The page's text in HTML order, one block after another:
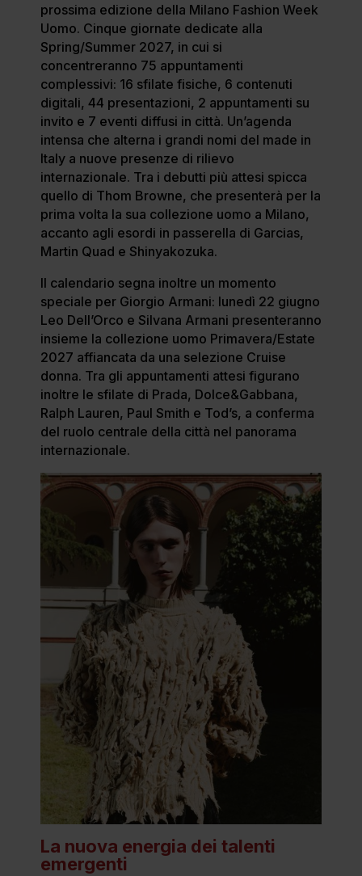
prossima edizione della Milano Fashion Week
Uomo. Cinque giornate dedicate alla
Spring/Summer 2027, in cui si
concentreranno 75 appuntamenti
complessivi: 16 sfilate fisiche, 6 contenuti
digitali, 44 presentazioni, 2 appuntamenti su
invito e 7 eventi diffusi in città. Un’agenda
intensa che alterna i grandi nomi del made in
Italy a nuove presenze di rilievo
internazionale. Tra i debutti più attesi spicca
quello di Thom Browne, che presenterà per la
prima volta la sua collezione uomo a Milano,
accanto agli esordi in passerella di Garcias,
Martin Quad e Shinyakozuka.
Il calendario segna inoltre un momento
speciale per Giorgio Armani: lunedì 22 giugno
Leo Dell’Orco e Silvana Armani presenteranno
insieme la collezione uomo Primavera/Estate
2027 affiancata da una selezione Cruise
donna. Tra gli appuntamenti attesi figurano
inoltre le sfilate di Prada, Dolce&Gabbana,
Ralph Lauren, Paul Smith e Tod’s, a conferma
del ruolo centrale della città nel panorama
internazionale.
La nuova energia dei talenti
emergenti